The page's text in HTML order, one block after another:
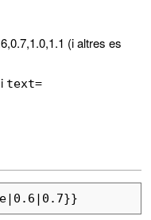
(i altres es
i text=